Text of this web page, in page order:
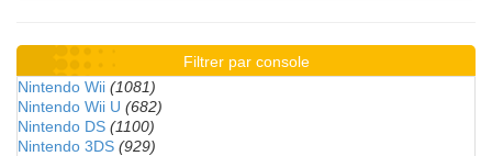
Filtrer par console
Nintendo Wii (1081)
Nintendo Wii U (682)
Nintendo DS (1100)
Nintendo 3DS (929)